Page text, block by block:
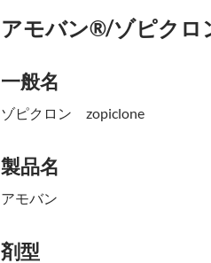
アモバン®/ゾピクロ
一般名
ゾピクロン zopiclone
製品名
アモバン
剤型